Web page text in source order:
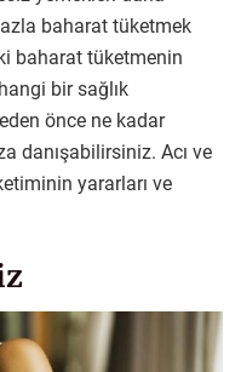
baharat tüketmek
baharat tüketmenin
bir sağlık
önce ne kadar
danışabilirsiniz. Acı ve
yararları ve